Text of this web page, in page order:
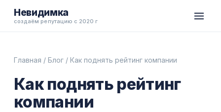
Невидимка
создаём репутацию с 2020 г
Главная / Блог / Как поднять рейтинг компании
Как поднять рейтинг
компании